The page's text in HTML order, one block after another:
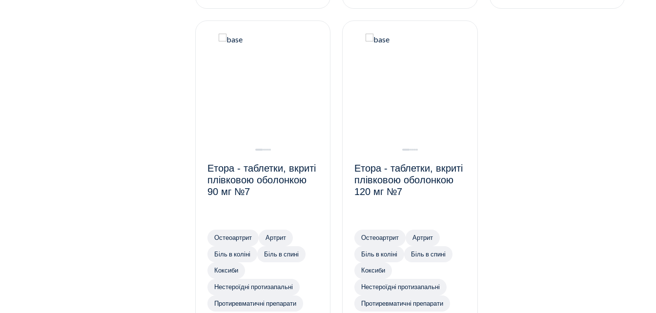
Етора - таблетки, вкриті
плівковою оболонкою
90 мг №7
Остеоартрит Артрит
Біль в коліні Біль в спині
Коксиби
Нестероїдні протизапальні
Протиревматичні препарати
Етора - таблетки, вкриті
плівковою оболонкою
120 мг №7
Остеоартрит Артрит
Біль в коліні Біль в спині
Коксиби
Нестероїдні протизапальні
Протиревматичні препарати